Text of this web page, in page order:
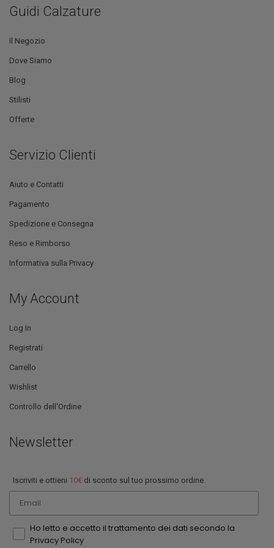
Guidi Calzature
Il Negozio
Dove Siamo
Blog
Stilisti
Offerte
Servizio Clienti
Aiuto e Contatti
Pagamento
Spedizione e Consegna
Reso e Rimborso
Informativa sulla Privacy
My Account
Log In
Registrati
Carrello
Wishlist
Controllo dell'Ordine
Newsletter
Iscriviti e ottieni 10€ di sconto sul tuo prossimo ordine.
Email
Ho letto e accetto il trattamento dei dati secondo la
Privacy Policy